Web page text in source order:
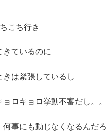
こち行き
きているのに
きは緊張しているし
ロキョロ挙動不審だし。。
事にも動じなくなるんだろ